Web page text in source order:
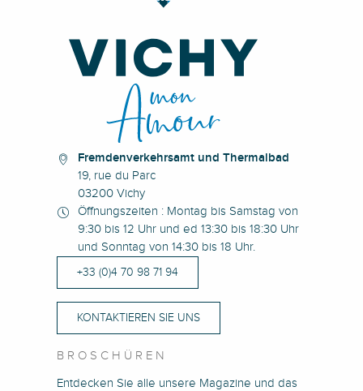
Fremdenverkehrsamt und Thermalbad
19, rue du Parc
03200 Vichy
Öffnungszeiten : Montag bis Samstag von
9:30 bis 12 Uhr und ed 13:30 bis 18:30 Uhr
und Sonntag von 14:30 bis 18 Uhr.
+33 (0)4 70 98 71 94
KONTAKTIEREN SIE UNS
BROSCHÜREN
Entdecken Sie alle unsere Magazine und das